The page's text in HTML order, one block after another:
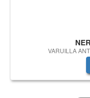
VARUILLA